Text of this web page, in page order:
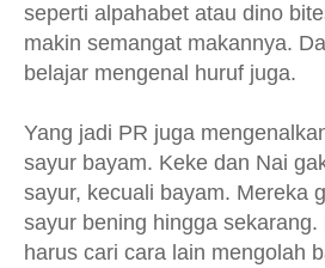
seperti alpahabet atau dino
makin semangat makannya.
belajar mengenal huruf juga.
Yang jadi PR juga
sayur bayam. Keke dan Nai
sayur, kecuali bayam. Mereka
sayur bening hingga sekarang.
harus cari cara lain mengolah